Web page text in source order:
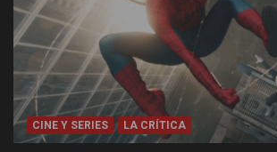
CINE Y SERIES LA CRÍTICA